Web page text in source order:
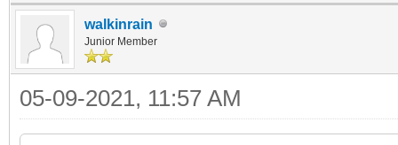
walkinrain
Junior Member
05-09-2021, 11:57 AM